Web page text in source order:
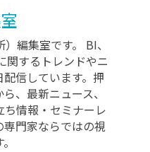
編集室です。 BI、
関するトレンドやニ
信しています。押
、最新ニュース、
情報・セミナーレ
門家ならではの視